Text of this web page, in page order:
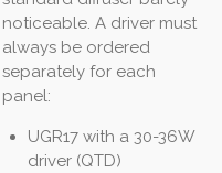
noticeable. A driver must
always be ordered
separately for each
panel:
UGR17 with a 30-36W
driver (QTD)